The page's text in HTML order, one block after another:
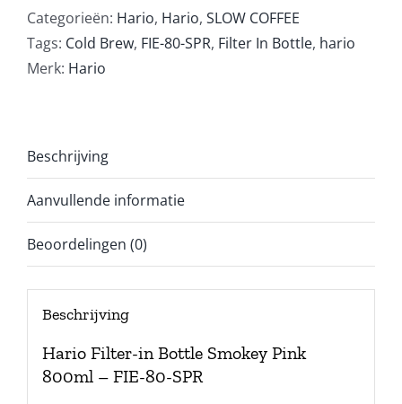
Categorieën: Hario, Hario, SLOW COFFEE
Tags: Cold Brew, FIE-80-SPR, Filter In Bottle, hario
Merk: Hario
Beschrijving
Aanvullende informatie
Beoordelingen (0)
Beschrijving
Hario Filter-in Bottle Smokey Pink
800ml – FIE-80-SPR